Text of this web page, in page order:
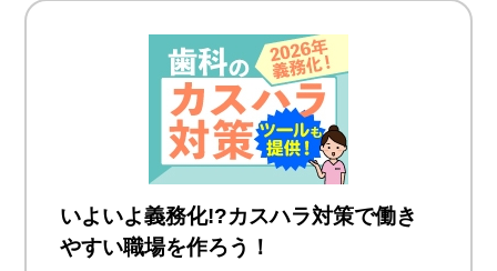
いよいよ義務化!?カスハラ対策で働き
やすい職場を作ろう！